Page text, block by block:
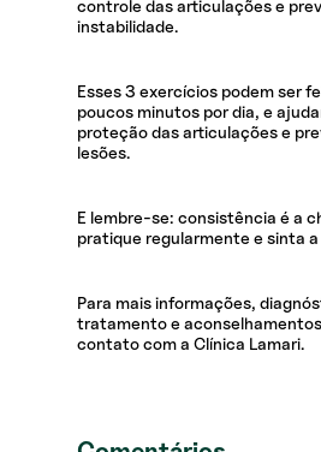
controle das articulações e
instabilidade.
Esses 3 exercícios podem ser
poucos minutos por dia, e
proteção das articulações e
lesões.
E lembre-se: consistência é a
pratique regularmente e sinta
Para mais informações,
tratamento e
contato com a Clínica Lamari.